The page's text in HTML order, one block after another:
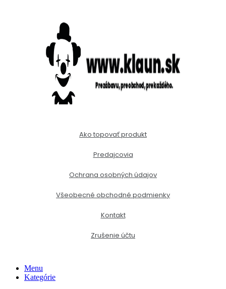
Ako topovať produkt
Predajcovia
Ochrana osobných údajov
Všeobecné obchodné podmienky
Kontakt
Zrušenie účtu
Menu
Kategórie